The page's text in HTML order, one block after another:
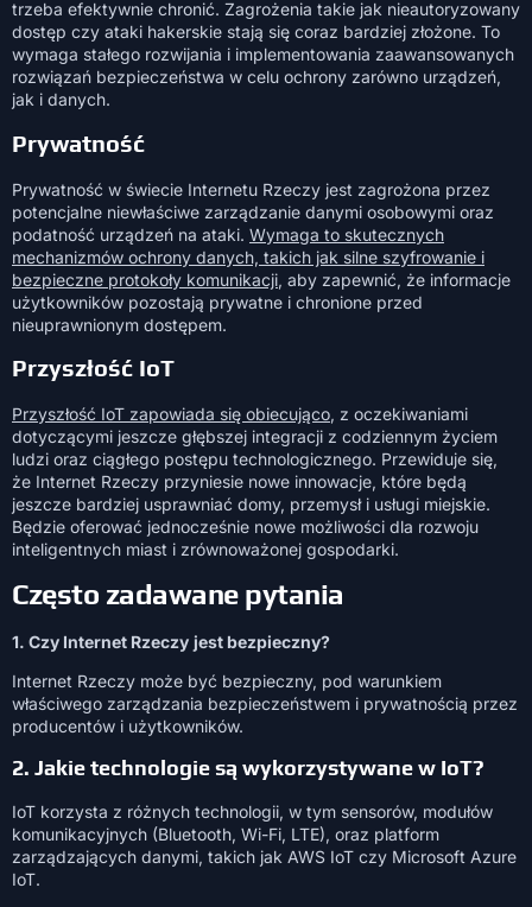
trzeba efektywnie chronić. Zagrożenia takie jak nieautoryzowany
dostęp czy ataki hakerskie stają się coraz bardziej złożone. To
wymaga stałego rozwijania i implementowania zaawansowanych
rozwiązań bezpieczeństwa w celu ochrony zarówno urządzeń,
jak i danych.
Prywatność
Prywatność w świecie Internetu Rzeczy jest zagrożona przez
potencjalne niewłaściwe zarządzanie danymi osobowymi oraz
podatność urządzeń na ataki. Wymaga to skutecznych
mechanizmów ochrony danych, takich jak silne szyfrowanie i
bezpieczne protokoły komunikacji, aby zapewnić, że informacje
użytkowników pozostają prywatne i chronione przed
nieuprawnionym dostępem.
Przyszłość IoT
Przyszłość IoT zapowiada się obiecująco, z oczekiwaniami
dotyczącymi jeszcze głębszej integracji z codziennym życiem
ludzi oraz ciągłego postępu technologicznego. Przewiduje się,
że Internet Rzeczy przyniesie nowe innowacje, które będą
jeszcze bardziej usprawniać domy, przemysł i usługi miejskie.
Będzie oferować jednocześnie nowe możliwości dla rozwoju
inteligentnych miast i zrównoważonej gospodarki.
Często zadawane pytania
1. Czy Internet Rzeczy jest bezpieczny?
Internet Rzeczy może być bezpieczny, pod warunkiem
właściwego zarządzania bezpieczeństwem i prywatnością przez
producentów i użytkowników.
2. Jakie technologie są wykorzystywane w IoT?
IoT korzysta z różnych technologii, w tym sensorów, modułów
komunikacyjnych (Bluetooth, Wi-Fi, LTE), oraz platform
zarządzających danymi, takich jak AWS IoT czy Microsoft Azure
IoT.